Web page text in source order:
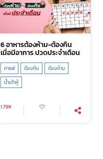
6 อาหารต้องห้าม-ต้องกิน
เมื่อมีอาการ ปวดประจำเดือน
กาแฟ ต้องกิน
ต้องห้าม
น้ำเต้าหู้
1.79K